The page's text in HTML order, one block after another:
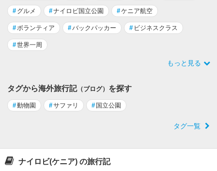
# グルメ #ナイロビ国立公園 #ケニア航空
# ボランティア #バックパッカー # ビジネスクラス
#世界一周
もっと見る
タグから海外旅行記（ブログ） を探す
#動物園 #サファリ # 国立公園
タグ一覧
ナイロビ(ケニア) の旅行記